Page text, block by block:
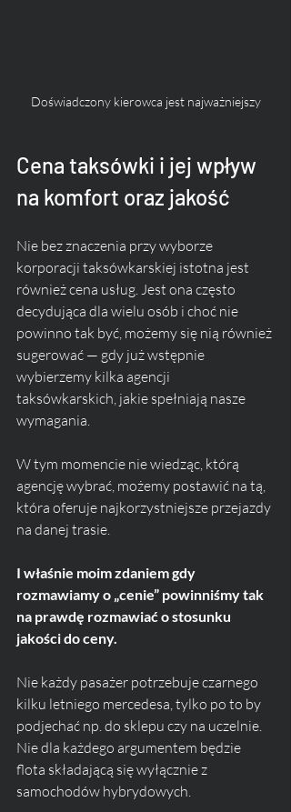
Doświadczony kierowca jest najważniejszy
Cena taksówki i jej wpływ
na komfort oraz jakość
Nie bez znaczenia przy wyborze
korporacji taksówkarskiej istotna jest
również cena usług. Jest ona często
decydująca dla wielu osób i choć nie
powinno tak być, możemy się nią również
sugerować — gdy już wstępnie
wybierzemy kilka agencji
taksówkarskich, jakie spełniają nasze
wymagania.
W tym momencie nie wiedząc, którą
agencję wybrać, możemy postawić na tą,
która oferuje najkorzystniejsze przejazdy
na danej trasie.
I właśnie moim zdaniem gdy
rozmawiamy o „cenie” powinniśmy tak
na prawdę rozmawiać o stosunku
jakości do ceny.
Nie każdy pasażer potrzebuje czarnego
kilku letniego mercedesa, tylko po to by
podjechać np. do sklepu czy na uczelnie.
Nie dla każdego argumentem będzie
flota składającą się wyłącznie z
samochodów hybrydowych.